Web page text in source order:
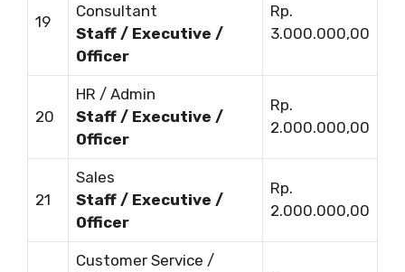
19
Consultant
Staff / Executive /
Officer
Rp.
3.000.000,00
20
HR / Admin
Staff / Executive /
Officer
Rp.
2.000.000,00
21
Sales
Staff / Executive /
Officer
Rp.
2.000.000,00
Customer Service /